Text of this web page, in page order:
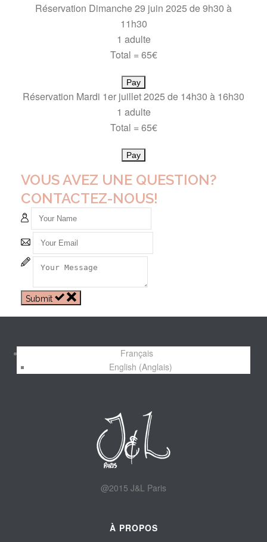
Réservation Dimanche 29 juin 2025 de 9h30 à
11h30
1 adulte
Total = 65€
Pay
Réservation Mardi 1er juillet 2025 de 14h30 à 16h30
1 adulte
Total = 65€
Pay
VOUS AVEZ UNE QUESTION?
CONTACTEZ-NOUS!
Submit
Français
English (Anglais)
@2015 J&L Paris
À PROPOS